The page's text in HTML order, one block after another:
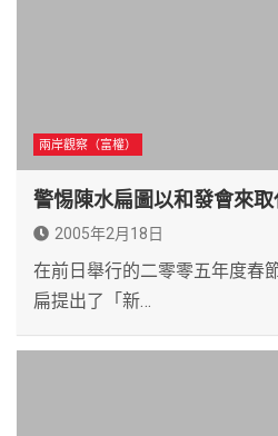
兩岸觀察（富權）
警惕陳水扁圖以和發會來取
2005年2月18日
在前日舉行的二零零五年度春
扁提出了「新…